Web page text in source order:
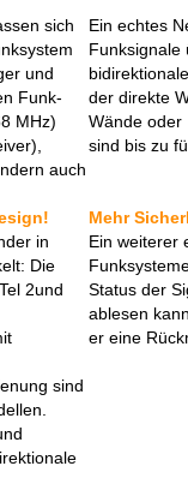
sich
und
Funk-
MHz)
auch
Ein echtes
Funksignale
der direkte
Wände oder
sind bis zu
Mehr
in
Die
2und
sind
Ein weiterer
Status der
ablesen
er eine